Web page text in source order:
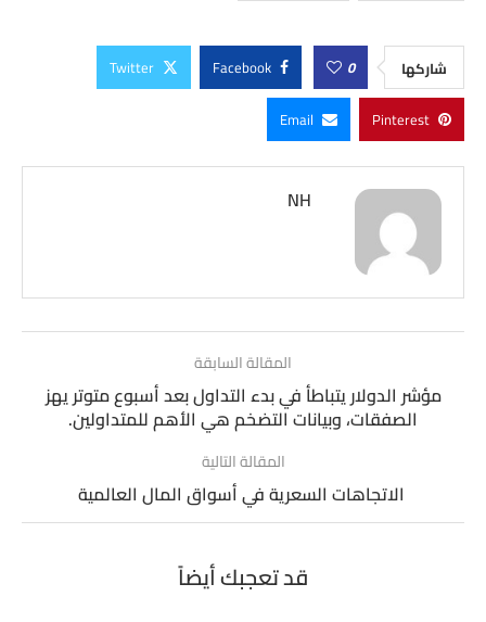
شاركها 0
Facebook
Twitter
Pinterest
Email
NH
المقالة السابقة
مؤشر الدولار يتباطأ في بدء التداول بعد أسبوع متوتر يهز
الصفقات، وبيانات التضخم هي الأهم للمتداولين.
المقالة التالية
الاتجاهات السعرية في أسواق المال العالمية
قد تعجبك أيضاً